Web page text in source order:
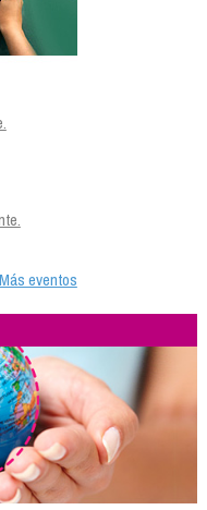
Más eventos